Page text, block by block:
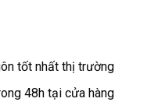
tốt nhất thị trường
48h tại cửa hàng